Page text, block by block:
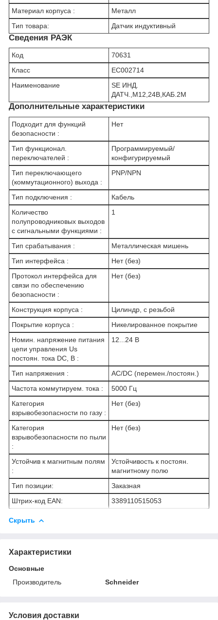
Материал корпуса :
Металл
Тип товара:
Датчик индуктивный
Сведения РАЭК
Код
70631
Класс
EC002714
Наименование
SE ИНД.
ДАТЧ.,М12,24В,КАБ.2М
Дополнительные характеристики
Подходит для функций
безопасности :
Нет
Тип функционал.
переключателей :
Программируемый/
конфигурируемый
Тип переключающего
(коммутационного) выхода :
PNP/NPN
Тип подключения :
Кабель
Количество
полупроводниковых выходов
с сигнальными функциями :
1
Тип срабатывания :
Металлическая мишень
Тип интерфейса :
Нет (без)
Протокол интерфейса для
связи по обеспечению
безопасности :
Нет (без)
Конструкция корпуса :
Цилиндр, с резьбой
Покрытие корпуса :
Никелированное покрытие
Номин. напряжение питания
цепи управления Us
постоян. тока DC, В :
12...24 В
Тип напряжения :
AC/DC (перемен./постоян.)
Частота коммутируем. тока :
5000 Гц
Категория
взрывобезопасности по газу :
Нет (без)
Категория
взрывобезопасности по пыли
:
Нет (без)
Устойчив к магнитным полям
:
Устойчивость к постоян.
магнитному полю
Тип позиции:
Заказная
Штрих-код EAN:
3389110515053
Скрыть
Характеристики
Основные
Производитель
Schneider
Условия доставки